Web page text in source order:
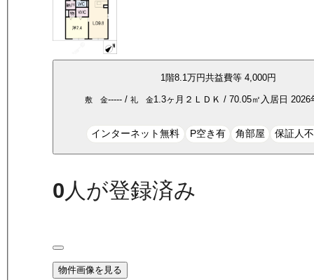
1階8.1万円共益費等4,000円
敷 金----- /礼 金1.3ヶ月 ２ＬＤＫ /70.05㎡ 入居日 2026
インターネット無料 P空き有 角部屋 保証人
0人が登録済み
物件画像を見る